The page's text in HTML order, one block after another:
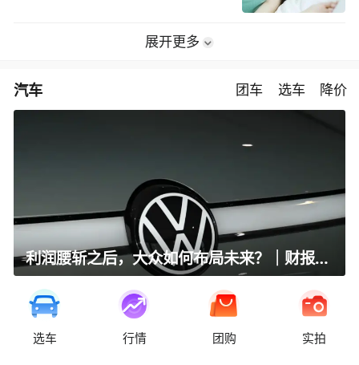
展开更多
汽车 团车 选车 降价
利润腰斩之后，大众如何布局未来？｜财报全视角
选车 行情 团购 实拍